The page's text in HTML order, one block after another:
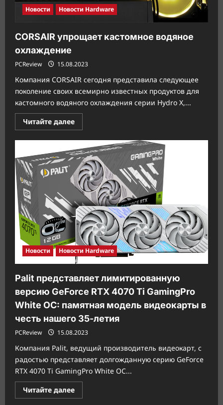
Новости Новости Hardware
CORSAIR упрощает кастомное водяное
охлаждение
PCReview 15.08.2023
Компания CORSAIR сегодня представила следующее
поколение своих всемирно известных продуктов для
кастомного водяного охлаждения серии Hydro X,...
Читайте далееПрочитать
больше
CORSAIR
упрощает
кастомное
водяное
охлаждение
Новости Новости Hardware
Palit представляет лимитированную
версию GeForce RTX 4070 Ti GamingPro
White OC: памятная модель видеокарты в
честь нашего 35-летия
PCReview 15.08.2023
Компания Palit, ведущий производитель видеокарт, с
радостью представляет долгожданную серию GeForce
RTX 4070 Ti GamingPro White OC...
Читайте далееПрочитать
больше